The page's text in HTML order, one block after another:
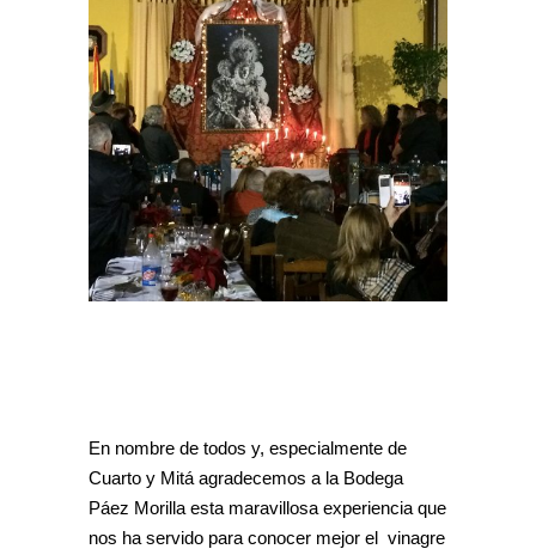
En nombre de todos y, especialmente de
Cuarto y Mitá agradecemos a la Bodega
Páez Morilla esta maravillosa experiencia que
nos ha servido para conocer mejor el vinagre